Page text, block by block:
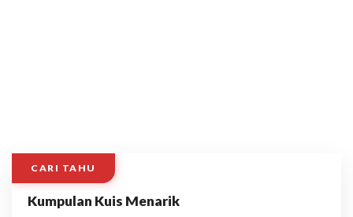
CARI TAHU
Kumpulan Kuis Menarik